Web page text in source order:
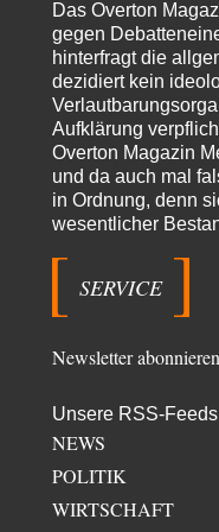
Man braucht in Deutschland
und man landet suf der
Thomasvor 16 Stunden
Die Westbank in New York
Danke, diese Verdrehung
"Taliban" hatten den
Nordlichtvor 19 Stunden
Wacht Deutschland nun
maßgeblich unterstützt?
Fragen Sie doch mal
Theo Noestonto
vor 1 Tag
@DIRTY OPERATING
Routardvor 1 Tag zu:
Die Araber und die Shoah
Ich kenne das Buch von
Das Overton
gegen
hinterfragt die
dezidiert kein
Aufklärung
Overton Magazin
und da auch mal
in Ordnung, denn
wesentlicher
SERVICE
Newsletter
Unsere RSS-
NEWS
POLITIK
WIRTSCHAFT